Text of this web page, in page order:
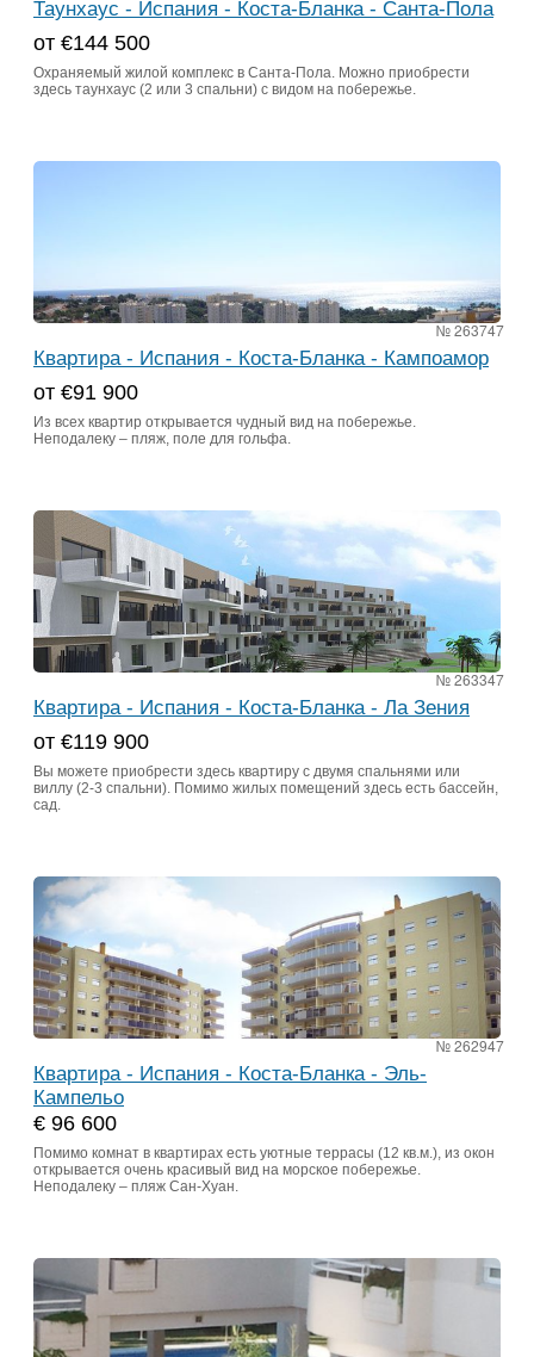
Таунхаус - Испания - Коста-Бланка - Санта-Пола
от €144 500
Охраняемый жилой комплекс в Санта-Пола. Можно приобрести
здесь таунхаус (2 или 3 спальни) с видом на побережье.
№ 263747
Квартира - Испания - Коста-Бланка - Кампоамор
от €91 900
Из всех квартир открывается чудный вид на побережье.
Неподалеку – пляж, поле для гольфа.
№ 263347
Квартира - Испания - Коста-Бланка - Ла Зения
от €119 900
Вы можете приобрести здесь квартиру с двумя спальнями или
виллу (2-3 спальни). Помимо жилых помещений здесь есть бассейн,
сад.
№ 262947
Квартира - Испания - Коста-Бланка - Эль-
Кампельо
€ 96 600
Помимо комнат в квартирах есть уютные террасы (12 кв.м.), из окон
открывается очень красивый вид на морское побережье.
Неподалеку – пляж Сан-Хуан.